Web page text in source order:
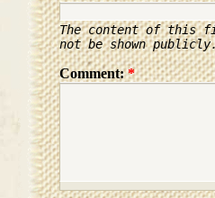
The content of this
not be shown
Comment:*